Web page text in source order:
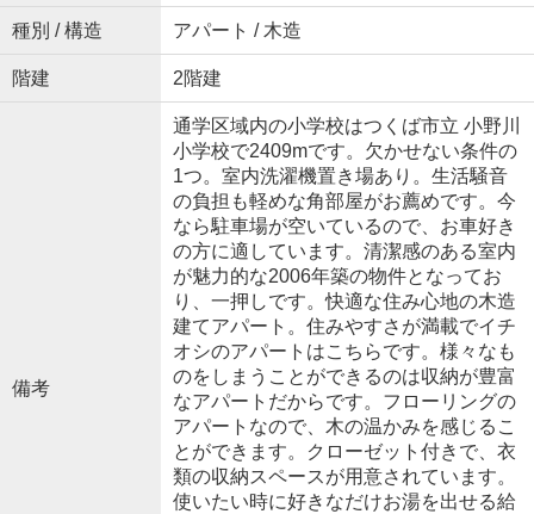
種別 / 構造 アパート / 木造
階建 2階建
備考
通学区域内の小学校はつくば市立 小野川
小学校で2409mです。欠かせない条件の
1つ。室内洗濯機置き場あり。生活騒音
の負担も軽めな角部屋がお薦めです。今
なら駐車場が空いているので、お車好き
の方に適しています。清潔感のある室内
が魅力的な2006年築の物件となってお
り、一押しです。快適な住み心地の木造
建てアパート。住みやすさが満載でイチ
オシのアパートはこちらです。様々なも
のをしまうことができるのは収納が豊富
なアパートだからです。フローリングの
アパートなので、木の温かみを感じるこ
とができます。クローゼット付きで、衣
類の収納スペースが用意されています。
使いたい時に好きなだけお湯を出せる給